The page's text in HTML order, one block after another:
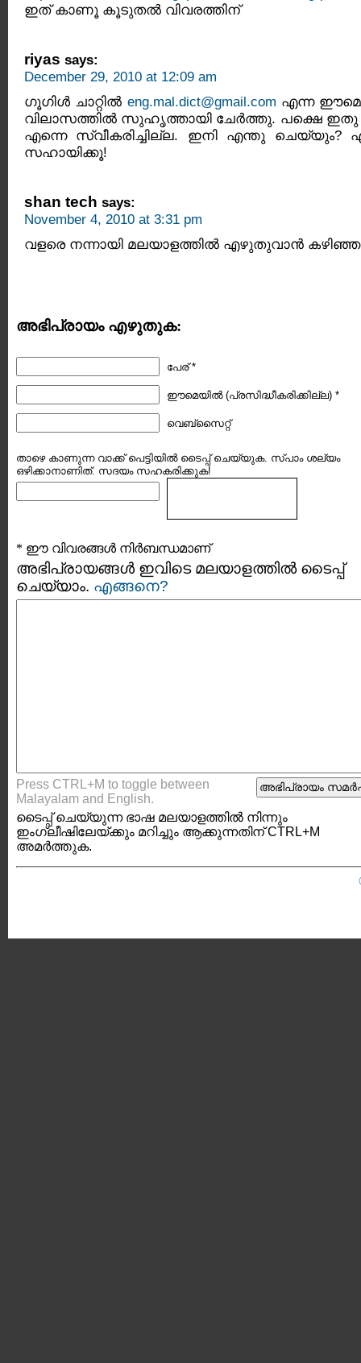
ഇത് കാണൂ കൂടുതല്‍ വിവരത്തിന്‌
riyas says:
December 29, 2010 at 12:09 am
ഗൂഗിള്‍ ചാറ്റില്‍ eng.mal.dict@gmail.com എന്ന
വിലാസത്തില്‍ സുഹൃത്തായി ചേര്‍ത്തു. പക്ഷെ ഇതു
എന്നെ സ്വീകരിച്ചില്ല. ഇനി എന്തു ചെയ്യും?
സഹായിക്കൂ!
shan tech says:
November 4, 2010 at 3:31 pm
വളരെ നന്നായി മലയാളത്തില്‍ എഴുതുവാന്‍
അഭിപ്രായം എഴുതുക:
പേര് *
ഈമെയില്‍ (പ്രസിദ്ധീകരിക്കില്ല) *
വെബ്സൈറ്റ്
താഴെ കാണുന്ന വാക്ക് പെട്ടിയില്‍ ടൈപ്പ്‌ ചെയ്യുക. സ്പാം ശല്യം
ഒഴിക്കാനാണിത്. സദയം സഹകരിക്കുക!
* ഈ വിവരങ്ങള്‍ നിര്‍ബന്ധമാണ്
അഭിപ്രായങ്ങള്‍ ഇവിടെ മലയാളത്തില്‍ ടൈപ്പ്
ചെയ്യാം. എങ്ങനെ?
Press CTRL+M to toggle between
Malayalam and English.
ടൈപ്പ്‌ ചെയ്യുന്ന ഭാഷ മലയാളത്തില്‍ നിന്നും
ഇംഗ്ലീഷിലേയ്ക്കും മറിച്ചും ആക്കുന്നതിന് CTRL+M
അമര്‍ത്തുക.